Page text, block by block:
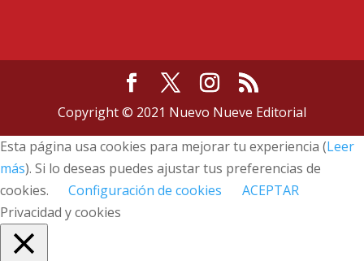
Copyright © 2021 Nuevo Nueve Editorial
Esta página usa cookies para mejorar tu experiencia (Leer
más). Si lo deseas puedes ajustar tus preferencias de
cookies.
Configuración de cookies
ACEPTAR
Privacidad y cookies